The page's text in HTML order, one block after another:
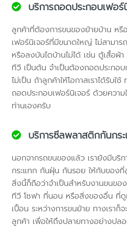
บริการถอดประกอบเฟอร์
ลูกค้าที่ต้องการขนของย้ายบ้าน ห
เฟอร์นิเจอร์ที่มีขนาดใหญ่ ไม่สามา
หรือลงบันไดบ้านไม่ได้ เช่น ตู้เสื้อผ้
ทีวี เป็นต้น จำเป็นต้องถอดประกอ
ไม่เป็น ถ้าลูกค้าให้โอกาสเราได้รับใช้
ถอดประกอบเฟอร์นิเจอร์ ด้วยความ
ท่านเองครับ
บริการซีลพลาสติกกันกร
นอกจากรถขนของแล้ว เรายังมีบริ
กระแทก กันฝุ่น กันรอย ให้กับของที่
สิ่งนี้ก็ถือว่าจำเป็นสำหรับงานขนขอ
ทีวี โซฟา ที่นอน หรือสิ่งของอื่น ที่ดู
เปื้อน ระหว่างการขนย้าย ทางเราก็
ลูกค้า เพื่อให้ถึงปลายทางอย่างปล